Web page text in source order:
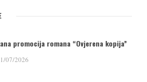
promocija romana “Ovjerena kopija”
07/2026